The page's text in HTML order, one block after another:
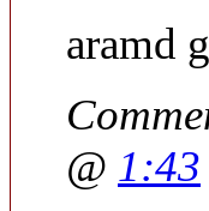
aramd
@ 1:43